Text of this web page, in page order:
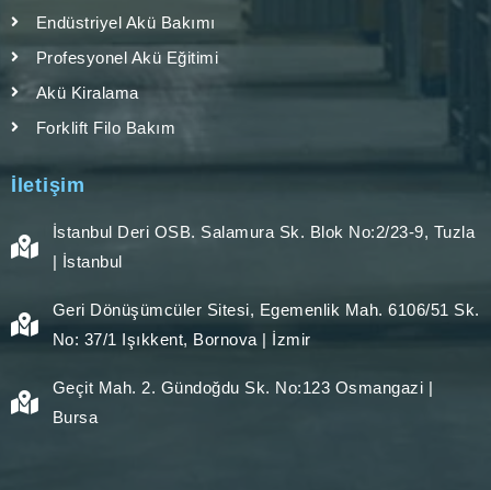
Endüstriyel Akü Bakımı
Profesyonel Akü Eğitimi
Akü Kiralama
Forklift Filo Bakım
İletişim
İstanbul Deri OSB. Salamura Sk. Blok No:2/23-9, Tuzla
| İstanbul
Geri Dönüşümcüler Sitesi, Egemenlik Mah. 6106/51 Sk.
No: 37/1 Işıkkent, Bornova | İzmir
Geçit Mah. 2. Gündoğdu Sk. No:123 Osmangazi |
Bursa